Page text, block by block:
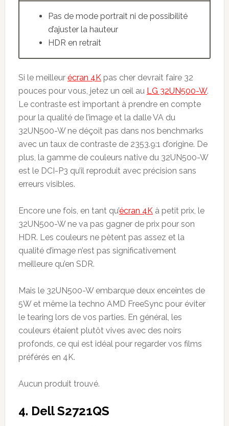
Pas de mode portrait ni de possibilité
d’ajuster la hauteur
HDR en retrait
Si le meilleur écran 4Kpas cher devrait faire 32
pouces pour vous, jetez un œil au LG 32UN500-W.
Le contraste est important à prendre en compte
pour la qualité de l’image et la dalle VA du
32UN500-W ne déçoit pas dans nos benchmarks
avec un taux de contraste de 2353.9:1 d’origine. De
plus, la gamme de couleurs native du 32UN500-W
est le DCI-P3 qu’il reproduit avec précision sans
erreurs visibles.
Encore une fois, en tant qu’écran 4Kà petit prix, le
32UN500-W ne va pas gagner de prix pour son
HDR. Les couleurs ne pètent pas assez et la
qualité d’image n’est pas significativement
meilleure qu’en SDR.
Mais le 32UN500-W embarque deux enceintes de
5W et même la techno AMD FreeSync pour éviter
le tearing lors de vos parties. En général, les
couleurs étaient plutôt vives avec des noirs
profonds, ce qui est idéal pour regarder vos films
préférés en 4K.
Aucun produit trouvé.
4. Dell S2721QS